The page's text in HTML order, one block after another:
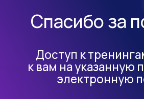
Доступ к тренингам придет
к вам на указанную при оплате
электронную почту.
Вернуться на главную